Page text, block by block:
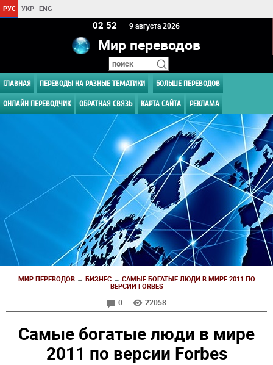
РУС УКР ENG
02:52 9 августа 2026
Мир переводов
ГЛАВНАЯ ПЕРЕВОДЫ НА РАЗНЫЕ ТЕМАТИКИ БОЛЬШЕ ПЕРЕВОДОВ
ОНЛАЙН ПЕРЕВОДЧИК ОБРАТНАЯ СВЯЗЬ КАРТА САЙТА РЕКЛАМА
МИР ПЕРЕВОДОВ→ БИЗНЕС→ САМЫЕ БОГАТЫЕ ЛЮДИ В МИРЕ 2011 ПО
ВЕРСИИ FORBES
0 22058
Самые богатые люди в мире
2011 по версии Forbes